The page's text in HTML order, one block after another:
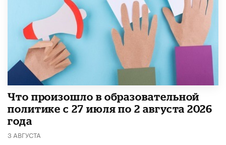
​Что произошло в образовательной
политике с 27 июля по 2 августа 2026
года
3 АВГУСТА